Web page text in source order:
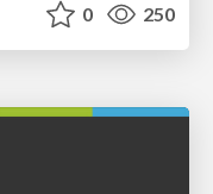
0 250